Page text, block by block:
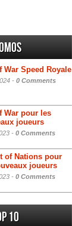
War Speed Royale
- 0 Comments
War pour les
joueurs
- 0 Comments
of Nations pour
joueurs
- 0 Comments
10